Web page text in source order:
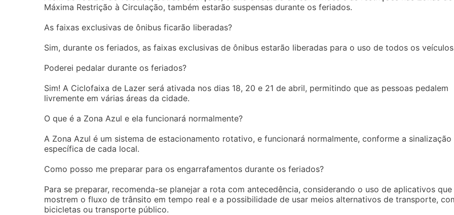
Máxima Restrição à Circulação, também estarão suspensas durante os feriados.
As faixas exclusivas de ônibus ficarão liberadas?
Sim, durante os feriados, as faixas exclusivas de ônibus estarão liberadas para o uso de todos os
Poderei pedalar durante os feriados?
Sim! A Ciclofaixa de Lazer será ativada nos dias 18, 20 e 21 de abril, permitindo que as pessoas pedalem
livremente em várias áreas da cidade.
O que é a Zona Azul e ela funcionará normalmente?
A Zona Azul é um sistema de estacionamento rotativo, e funcionará normalmente, conforme a sinalização
específica de cada local.
Como posso me preparar para os engarrafamentos durante os feriados?
Para se preparar, recomenda-se planejar a rota com antecedência, considerando o uso de aplicativos que
mostrem o fluxo de trânsito em tempo real e a possibilidade de usar meios alternativos de transporte,
bicicletas ou transporte público.